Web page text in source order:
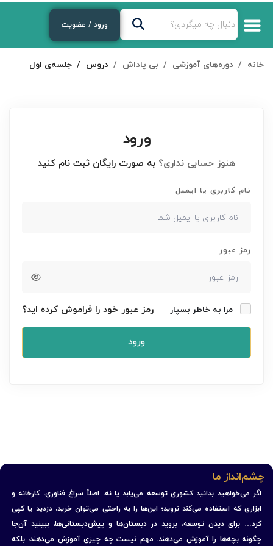
ورود / عضویت
خانه دوره‌های آموزشی بی پاداش دروس جلسه‌ی اول
ورود
هنوز حسابی نداری؟ به صورت رایگان ثبت نام کنید
نام کاربری یا ایمیل
رمز عبور
مرا به خاطر بسپار رمز عبور خود را فراموش کرده اید؟
ورود
چشم‌انداز ما
اگر می‌خواهید بدانید کشوری توسعه می‌یابد یا نه، اصلاً سراغ فناوری، کارخانه و
ابزاری که استفاده می‌کند نروید؛ این‌ها را به راحتی می‌توان خرید، دزدید یا کپی
کرد… برای دیدن توسعه، بروید در دبستان‌ها و پیش‌دبستانی‌ها، ببینید آن‌جا
چگونه بچه‌ها را آموزش می‌دهند. مهم نیست چه چیزی آموزش می‌دهند، بلکه